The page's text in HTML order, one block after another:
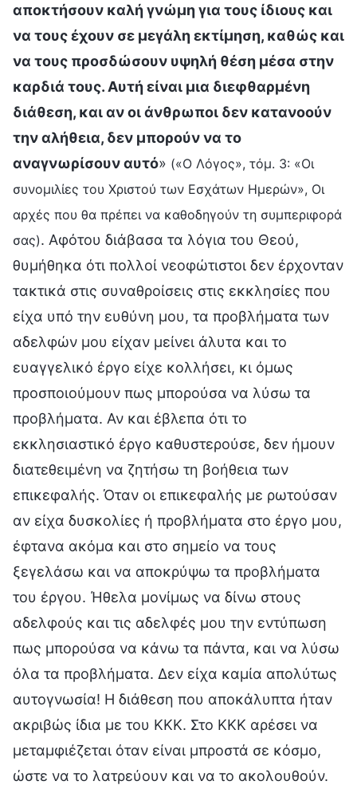
αποκτήσουν καλή γνώμη για τους ίδιους και
να τους έχουν σε μεγάλη εκτίμηση, καθώς και
να τους προσδώσουν υψηλή θέση μέσα στην
καρδιά τους. Αυτή είναι μια διεφθαρμένη
διάθεση, και αν οι άνθρωποι δεν κατανοούν
την αλήθεια, δεν μπορούν να το
αναγνωρίσουν αυτό» («Ο Λόγος», τόμ. 3: «Οι
συνομιλίες του Χριστού των Εσχάτων Ημερών», Οι
αρχές που θα πρέπει να καθοδηγούν τη συμπεριφορά
σας). Αφότου διάβασα τα λόγια του Θεού,
θυμήθηκα ότι πολλοί νεοφώτιστοι δεν έρχονταν
τακτικά στις συναθροίσεις στις εκκλησίες που
είχα υπό την ευθύνη μου, τα προβλήματα των
αδελφών μου είχαν μείνει άλυτα και το
ευαγγελικό έργο είχε κολλήσει, κι όμως
προσποιούμουν πως μπορούσα να λύσω τα
προβλήματα. Αν και έβλεπα ότι το
εκκλησιαστικό έργο καθυστερούσε, δεν ήμουν
διατεθειμένη να ζητήσω τη βοήθεια των
επικεφαλής. Όταν οι επικεφαλής με ρωτούσαν
αν είχα δυσκολίες ή προβλήματα στο έργο μου,
έφτανα ακόμα και στο σημείο να τους
ξεγελάσω και να αποκρύψω τα προβλήματα
του έργου. Ήθελα μονίμως να δίνω στους
αδελφούς και τις αδελφές μου την εντύπωση
πως μπορούσα να κάνω τα πάντα, και να λύσω
όλα τα προβλήματα. Δεν είχα καμία απολύτως
αυτογνωσία! Η διάθεση που αποκάλυπτα ήταν
ακριβώς ίδια με του ΚΚΚ. Στο ΚΚΚ αρέσει να
μεταμφιέζεται όταν είναι μπροστά σε κόσμο,
ώστε να το λατρεύουν και να το ακολουθούν.